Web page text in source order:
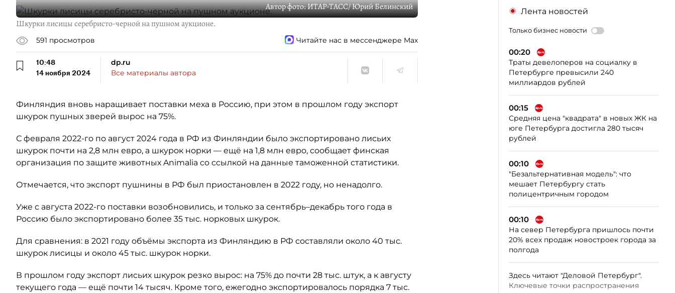
Автор фото:ИТАР-ТАСС/ Юрий Белинский
Шкурки лисицы серебристо-черной на пушном аукционе.
591 просмотров Читайте нас в мессенджере Max
10:48
14 ноября 2024
dp.ru
Все материалы автора
Финляндия вновь наращивает поставки меха в Россию, при этом в прошлом году экспорт
шкурок пушных зверей вырос на 75%.
С февраля 2022-го по август 2024 года в РФ из Финляндии было экспортировано лисьих
шкурок почти на 2,8 млн евро, а шкурок норки — ещё на 1,8 млн евро, сообщает финская
организация по защите животных Animalia со ссылкой на данные таможенной статистики.
Отмечается, что экспорт пушнины в РФ был приостановлен в 2022 году, но ненадолго.
Уже с августа 2022-го поставки возобновились, и только за сентябрь–декабрь того года в
Россию было экспортировано более 35 тыс. норковых шкурок.
Для сравнения: в 2021 году объёмы экспорта из Финляндию в РФ составляли около 40 тыс.
шкурок лисицы и около 45 тыс. шкурок норки.
В прошлом году экспорт лисьих шкурок резко вырос: на 75% до почти 28 тыс. штук, а к августу
текущего года — ещё почти 14 тысяч. Кроме того, ежегодно экспортировалось порядка 7 тыс.
Лента новостей
Только бизнес новости
00:20
Траты девелоперов на социалку в
Петербурге превысили 240
миллиардов рублей
00:15
Средняя цена "квадрата" в новых ЖК на
юге Петербурга достигла 280 тысяч
рублей
00:10
"Безальтернативная модель": что
мешает Петербургу стать
полицентричным городом
00:10
На север Петербурга пришлось почти
20% всех продаж новостроек города за
полгода
Здесь читают "Деловой Петербург".
Ключевые точки распространения